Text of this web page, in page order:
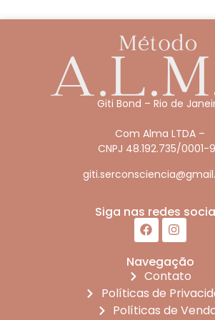
Giti Bond – Rio de
Com Alma LTDA –
CNPJ 48.192.735/0001-
Siga nas redes
Navegação
Contato
Políticas de
Políticas de